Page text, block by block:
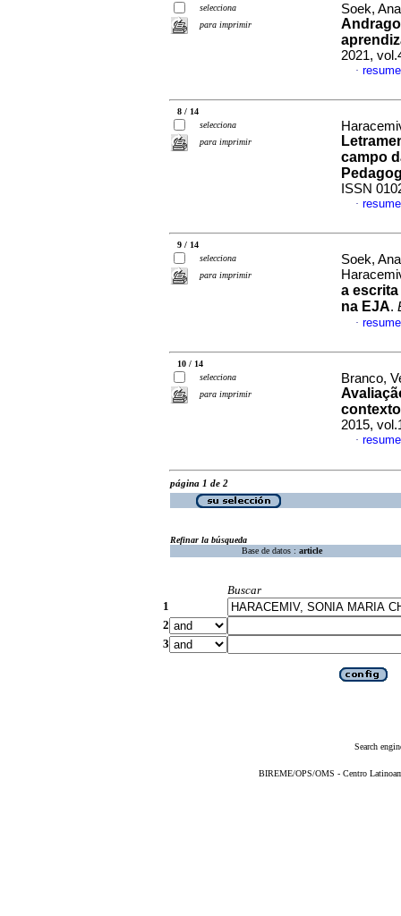
selecciona
para imprimir
Soek,
2021,
·
8 / 14
selecciona
para imprimir
campo
ISSN
·
9 / 14
selecciona
para imprimir
Soek,
a
na EJA.
·
10 / 14
selecciona
para imprimir
Branco,
2015,
·
página 1 de 2
Refinar la búsqueda
Base de datos : article
Buscar
1
2
3
Search
BIREME/OPS/OMS - Centro